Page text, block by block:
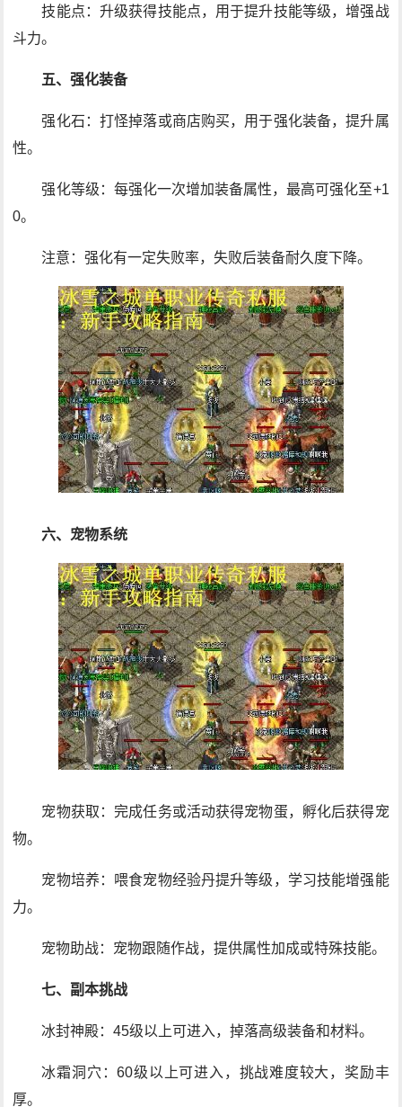
技能点：升级获得技能点，用于提升技能等级，增强战
斗力。
五、强化装备
强化石：打怪掉落或商店购买，用于强化装备，提升属
性。
强化等级：每强化一次增加装备属性，最高可强化至+1
0。
注意：强化有一定失败率，失败后装备耐久度下降。
六、宠物系统
宠物获取：完成任务或活动获得宠物蛋，孵化后获得宠
物。
宠物培养：喂食宠物经验丹提升等级，学习技能增强能
力。
宠物助战：宠物跟随作战，提供属性加成或特殊技能。
七、副本挑战
冰封神殿：45级以上可进入，掉落高级装备和材料。
冰霜洞穴：60级以上可进入，挑战难度较大，奖励丰
厚。